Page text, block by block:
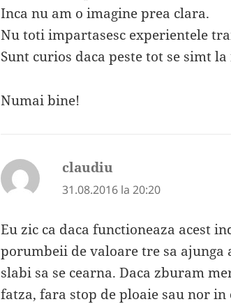
Inca nu am o imagine prea clara.
Nu toti impartasesc experientele
Sunt curios daca peste tot se simt
Numai bine!
claudiu
31.08.2016 la 20:20
Eu zic ca daca functioneaza acest
porumbeii de valoare tre sa
slabi sa se cearna. Daca zburam
fatza, fara stop de ploaie sau nor